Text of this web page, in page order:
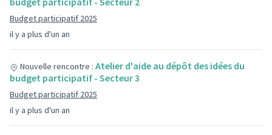
il y a plus d'un an
Budget participatif 2025
il y a plus d'un an
Nouvelle rencontre : Atelier d'aide au dépôt des idées du
budget participatif - Secteur 3
Budget participatif 2025